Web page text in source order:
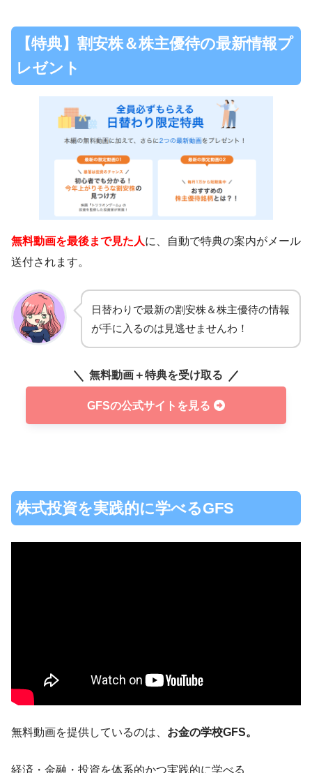
【特典】割安株＆株主優待の最新情報プ
レゼント
無料動画を最後まで見た人に、自動で特典の案内がメール
送付されます。
日替わりで最新の割安株＆株主優待の情報
が手に入るのは見逃せませんわ！
無料動画＋特典を受け取る
GFSの公式サイトを見る
株式投資を実践的に学べるGFS
無料動画を提供しているのは、 お金の学校GFS。
経済・金融・投資を体系的かつ実践的に学べる